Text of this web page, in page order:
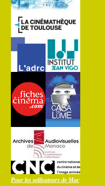
Pour les utilisateurs de Mac